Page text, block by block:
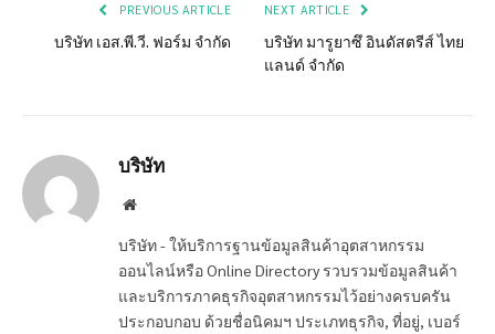
PREVIOUS ARTICLE
บริษัท เอส.พี.วี. ฟอร์ม จำกัด
NEXT ARTICLE
บริษัท มารูยาซึ อินดัสตรีส์ ไทย
แลนด์ จำกัด
บริษัท
Website
บริษัท - ให้บริการฐานข้อมูลสินค้าอุตสาหกรรม
ออนไลน์หรือ Online Directory รวบรวมข้อมูลสินค้า
และบริการภาคธุรกิจอุตสาหกรรมไว้อย่างครบครัน
ประกอบกอบ ด้วยชื่อนิคมฯ ประเภทธุรกิจ, ที่อยู่, เบอร์